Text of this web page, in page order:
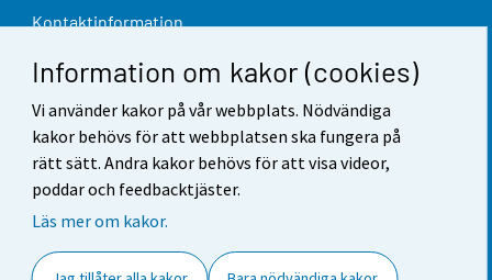
Information om kakor (cookies)
Vi använder kakor på vår webbplats. Nödvändiga
kakor behövs för att webbplatsen ska fungera på
rätt sätt. Andra kakor behövs för att visa videor,
poddar och feedbacktjäster.
Läs mer om kakor.
Kontaktinformation
Respons
Användarvillkor
Dataskydd
Tillgänglighet